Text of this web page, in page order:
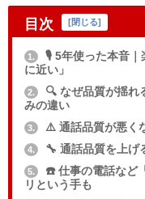
目次 [閉じる]
1.
🎙️ 5年使った本音｜
に近い」
2.
🔍 なぜ品質が揺
みの違い
3. ⚠️ 通話品質が悪く
4. 🔧 通話品質を上げ
5.
☎️ 仕事の電話など
リという手も